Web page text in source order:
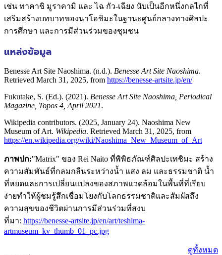
เช่น ทาคาชิ มูราคามิ และ ไฉ กัว-เฉียง นับเป็นอีกหนึ่งกลไกที่
เสริมสร้างบทบาทของนาโอชิมะในฐานะศูนย์กลางทางศิลปะ
การศึกษา และการมีส่วนร่วมของชุมชน
แหล่งข้อมูล
Benesse Art Site Naoshima. (n.d.). Benesse Art Site Naoshima.
Retrieved March 31, 2025, from https://benesse-artsite.jp/en/
Fukutake, S. (Ed.). (2021). Benesse Art Site Naoshima, Periodical
Magazine, Topos 4, April 2021.
Wikipedia contributors. (2025, January 24). Naoshima New
Museum of Art. Wikipedia. Retrieved March 31, 2025, from
https://en.wikipedia.org/wiki/Naoshima_New_Museum_of_Art
ภาพปก:"Matrix" ของ Rei Naito ที่พิพิธภัณฑ์ศิลปะเทชิมะ สร้าง
ความสัมพันธ์ที่กลมกลืนระหว่างน้ำ แสง ลม และธรรมชาติ น้ำ
ที่หยดและการเปลี่ยนแปลงของสภาพแวดล้อมในพื้นที่ที่เรียบ
ง่ายทำให้ผู้ชมรู้สึกเชื่อมโยงกับโลกธรรมชาติและสัมผัสถึง
ความสุขของชีวิตผ่านการมีส่วนร่วมที่สงบ
ที่มา: https://benesse-artsite.jp/en/art/teshima-
artmuseum_kv_thumb_01_pc.jpg
ดูทั้งหมด